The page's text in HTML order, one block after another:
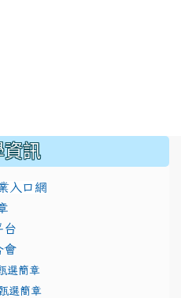
資訊
入口網
modules/
台
會
選簡章
選簡章